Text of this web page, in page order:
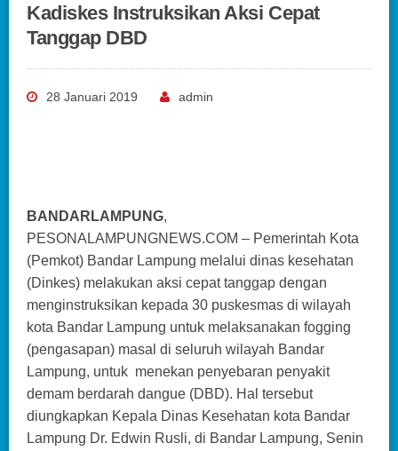
Kadiskes Instruksikan Aksi Cepat
Tanggap DBD
28 Januari 2019 admin
BANDARLAMPUNG,
PESONALAMPUNGNEWS.COM – Pemerintah Kota
(Pemkot) Bandar Lampung melalui dinas kesehatan
(Dinkes) melakukan aksi cepat tanggap dengan
menginstruksikan kepada 30 puskesmas di wilayah
kota Bandar Lampung untuk melaksanakan fogging
(pengasapan) masal di seluruh wilayah Bandar
Lampung, untuk menekan penyebaran penyakit
demam berdarah dangue (DBD). Hal tersebut
diungkapkan Kepala Dinas Kesehatan kota Bandar
Lampung Dr. Edwin Rusli, di Bandar Lampung, Senin